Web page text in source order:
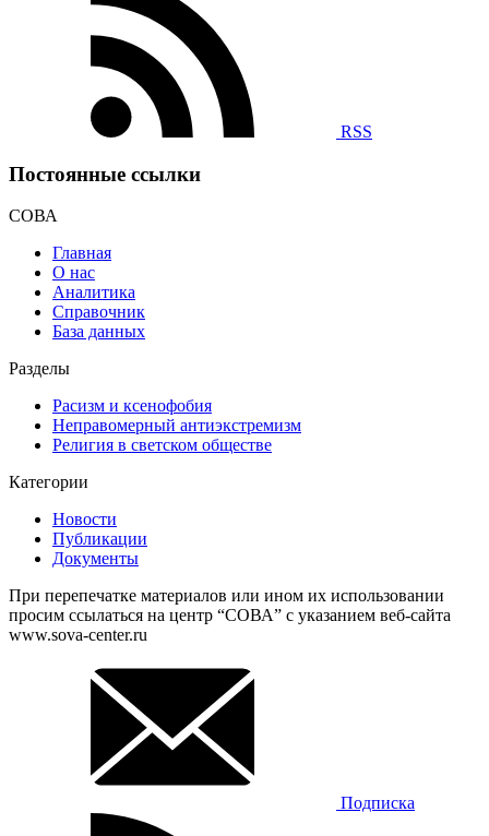
RSS
Постоянные ссылки
СОВА
Главная
О нас
Аналитика
Справочник
База данных
Разделы
Расизм и ксенофобия
Неправомерный антиэкстремизм
Религия в светском обществе
Категории
Новости
Публикации
Документы
При перепечатке материалов или ином их использовании
просим ссылаться на центр “СОВА” с указанием веб-сайта
www.sova-center.ru
Подписка